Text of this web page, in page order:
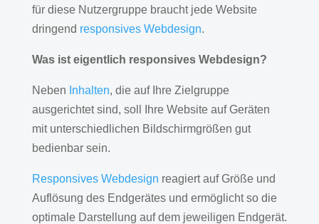
für diese Nutzergruppe braucht jede Website
dringend responsives Webdesign.
Was ist eigentlich responsives Webdesign?
Neben Inhalten, die auf Ihre Zielgruppe
ausgerichtet sind, soll Ihre Website auf Geräten
mit unterschiedlichen Bildschirmgrößen gut
bedienbar sein.
Responsives Webdesign reagiert auf Größe und
Auflösung des Endgerätes und ermöglicht so die
optimale Darstellung auf dem jeweiligen Endgerät.